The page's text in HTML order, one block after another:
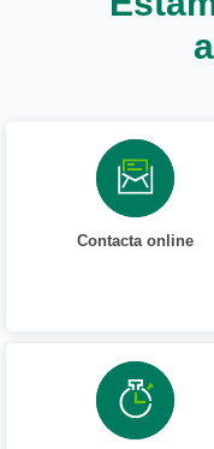
Contacta online